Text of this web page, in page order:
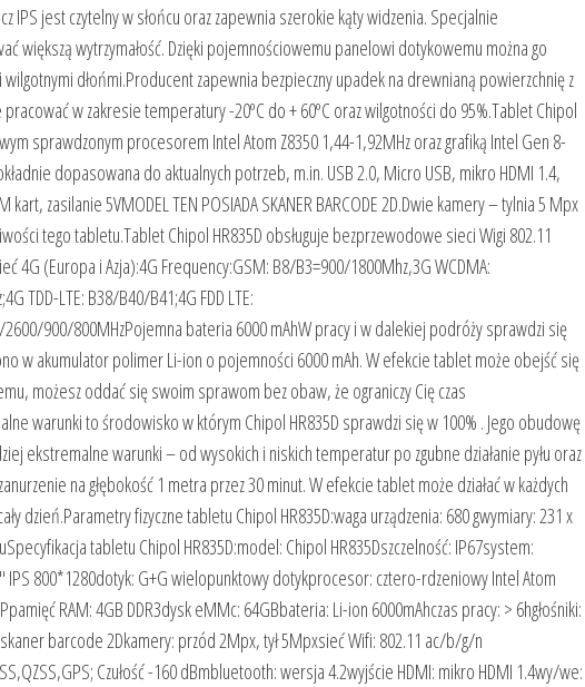
IPS jest czytelny w słońcu oraz zapewnia szerokie kąty widzenia. Specjalnie
większą wytrzymałość. Dzięki pojemnościowemu panelowi dotykowemu można go
dłońmi.Producent zapewnia bezpieczny upadek na drewnianą powierzchnię z
w zakresie temperatury -20ºC do + 60ºC oraz wilgotności do 95%.Tablet Chipol
sprawdzonym procesorem Intel Atom Z8350 1,44-1,92MHz oraz grafiką Intel Gen 8-
dopasowana do aktualnych potrzeb, m.in. USB 2.0, Micro USB, mikro HDMI 1.4,
zasilanie 5VMODEL TEN POSIADA SKANER BARCODE 2D.Dwie kamery – tylnia 5 Mpx
tego tabletu.Tablet Chipol HR835D obsługuje bezprzewodowe sieci Wigi 802.11
4G (Europa i Azja):4G Frequency:GSM: B8/B3=900/1800Mhz,3G WCDMA:
TDD-LTE: B38/B40/B41;4G FDD LTE:
900/800MHzPojemna bateria 6000 mAhW pracy i w dalekiej podróży sprawdzi się
w akumulator polimer Li-ion o pojemności 6000 mAh. W efekcie tablet może obejść się
możesz oddać się swoim sprawom bez obaw, że ograniczy Cię czas
warunki to środowisko w którym Chipol HR835D sprawdzi się w 100% . Jego obudowę
ekstremalne warunki – od wysokich i niskich temperatur po zgubne działanie pyłu oraz
na głębokość 1 metra przez 30 minut. W efekcie tablet może działać w każdych
dzień.Parametry fizyczne tabletu Chipol HR835D:waga urządzenia: 680 gwymiary: 231 x
tabletu Chipol HR835D:model: Chipol HR835Dszczelność: IP67system:
IPS 800*1280dotyk: G+G wielopunktowy dotykprocesor: cztero-rdzeniowy Intel Atom
RAM: 4GB DDR3dysk eMMc: 64GBbateria: Li-ion 6000mAhczas pracy: > 6hgłośniki:
barcode 2Dkamery: przód 2Mpx, tył 5Mpxsieć Wifi: 802.11 ac/b/g/n
Czułość -160 dBmbluetooth: wersja 4.2wyjście HDMI: mikro HDMI 1.4wy/we: